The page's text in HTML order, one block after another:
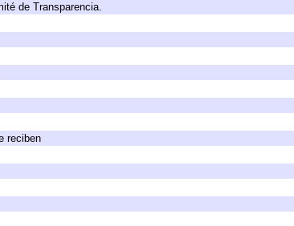
de Transparencia.
reciben